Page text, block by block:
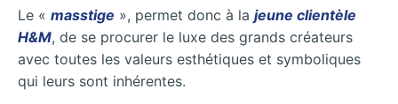
Le « masstige », permet donc à la jeune clientèle
H&M, de se procurer le luxe des grands créateurs
avec toutes les valeurs esthétiques et symboliques
qui leurs sont inhérentes.